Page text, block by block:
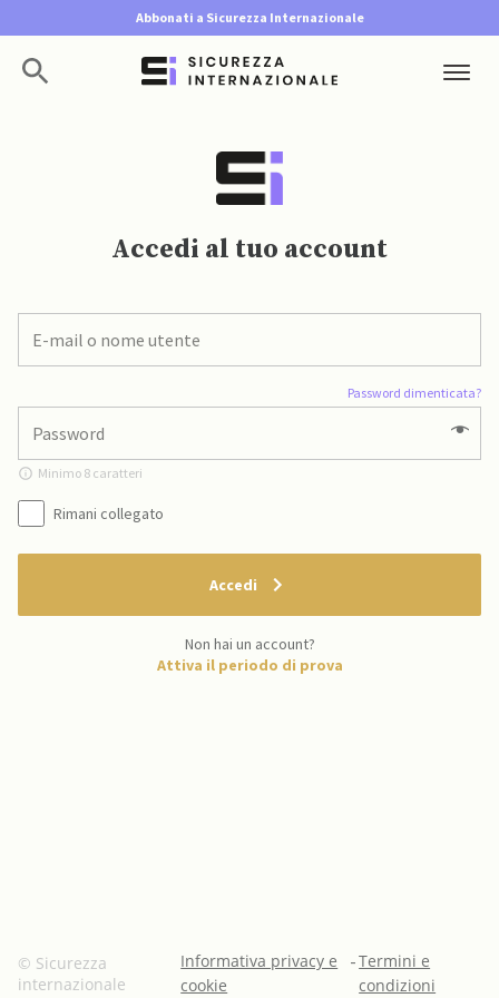
Abbonati a Sicurezza Internazionale
Accedi al tuo account
Password dimenticata?
Minimo 8 caratteri
Rimani collegato
Accedi
Non hai un account?
Attiva il periodo di prova
© Sicurezza
internazionale
Informativa privacy e
cookie
-Termini e
condizioni